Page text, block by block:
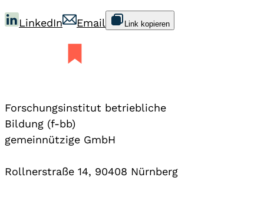
LinkedIn Email Link kopieren
Forschungsinstitut betriebliche
Bildung (f-bb)
gemeinnützige GmbH
Rollnerstraße 14, 90408 Nürnberg